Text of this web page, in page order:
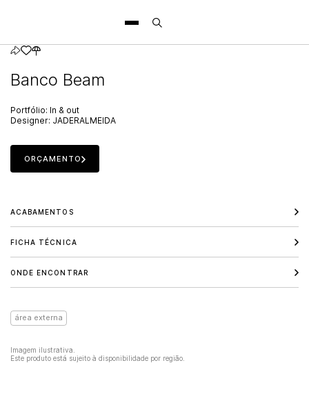
Banco Beam
Portfólio: In & out
Designer: JADERALMEIDA
ORÇAMENTO
ACABAMENTOS
FICHA TÉCNICA
ONDE ENCONTRAR
área externa
Imagem ilustrativa.
Este produto está sujeito à disponibilidade por região.